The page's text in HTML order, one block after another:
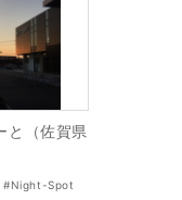
と（佐賀県
#Night-Spot